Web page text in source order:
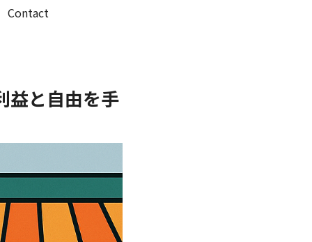
Contact
益と自由を手